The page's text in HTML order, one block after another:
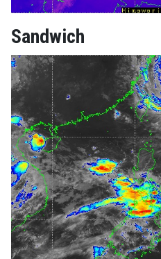
Sandwich